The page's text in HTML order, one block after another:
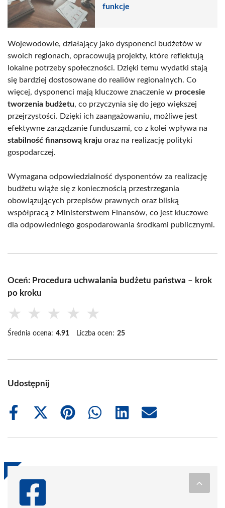
funkcje
Wojewodowie, działający jako dysponenci budżetów w
swoich regionach, opracowują projekty, które reflektują
lokalne potrzeby społeczności. Dzięki temu wydatki stają
się bardziej dostosowane do realiów regionalnych. Co
więcej, dysponenci mają kluczowe znaczenie w procesie
tworzenia budżetu, co przyczynia się do jego większej
przejrzystości. Dzięki ich zaangażowaniu, możliwe jest
efektywne zarządzanie funduszami, co z kolei wpływa na
stabilność finansową kraju oraz na realizację polityki
gospodarczej.
Wymagana odpowiedzialność dysponentów za realizację
budżetu wiąże się z koniecznością przestrzegania
obowiązujących przepisów prawnych oraz bliską
współpracą z Ministerstwem Finansów, co jest kluczowe
dla odpowiedniego gospodarowania środkami publicznymi.
Oceń: Procedura uchwalania budżetu państwa – krok
po kroku
★ ★ ★ ★ ★
Średnia ocena: 4.91 Liczba ocen: 25
Udostępnij
Share
Share
(Twitter)
Share
Share
Share
Share